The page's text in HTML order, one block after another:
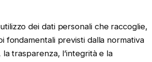
dei dati personali che raccoglie,
fondamentali previsti dalla normativa
trasparenza, l’integrità e la